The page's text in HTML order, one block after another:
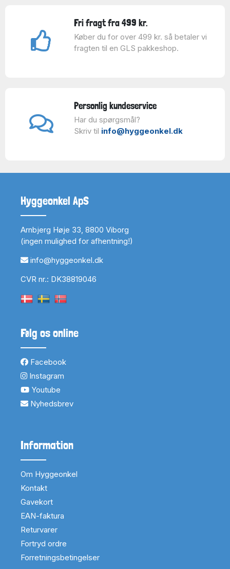
Fri fragt fra 499 kr.
Køber du for over 499 kr. så betaler vi
fragten til en GLS pakkeshop.
Personlig kundeservice
Har du spørgsmål?
Skriv til info@hyggeonkel.dk
Hyggeonkel ApS
Arnbjerg Høje 33, 8800 Viborg
(ingen mulighed for afhentning!)
info@hyggeonkel.dk
CVR nr.: DK38819046
Følg os online
Facebook
Instagram
Youtube
Nyhedsbrev
Information
Om Hyggeonkel
Kontakt
Gavekort
EAN-faktura
Returvarer
Fortryd ordre
Forretningsbetingelser